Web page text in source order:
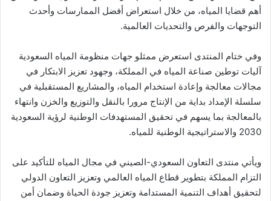
أهم قضايا المياه، من خلال استعراض أفضل الممارسات وأحدث
التوجهات والفرص والتحديات العالمية.
وفي ختام المنتدى استعرض ممثلو جهات منظومة المياه السعودية
آليات توطين صناعة المياه في المملكة، وجهود تعزيز الابتكار في
مجالات معالجة وإعادة استخدام المياه، والمشاريع المستقبلية في
سلسلة الإمداد بداية من الإنتاج مرورا بالنقل والتوزيع والخزن وانتهاء
بالمعالجة بما يسهم في تحقيق المستهدفات الوطنية لرؤية السعودية
2030 والاستراتيجية الوطنية للمياه.
ويأتي منتدى التعاون السعودي-الصيني في مجال المياه للتأكيد على
التزام المملكة بتطوير قطاع المياه العالمي وتعزيز التعاون الدولي
لتحقيق أهداف التنمية المستدامة وتعزيز جودة الحياة وضمان أمن